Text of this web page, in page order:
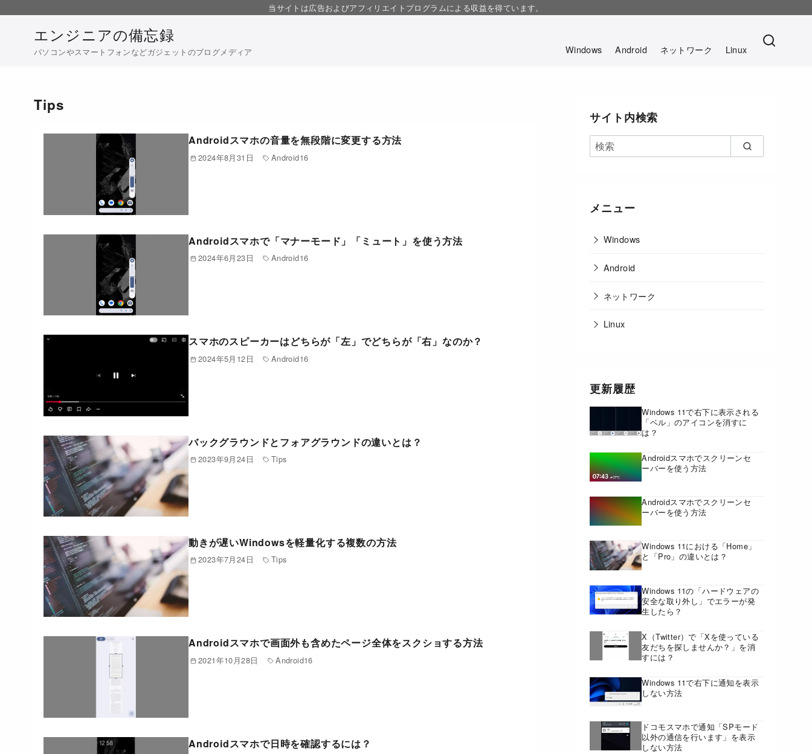
当サイトは広告およびアフィリエイトプログラムによる収益を得ています。
エンジニアの備忘録
パソコンやスマートフォンなどガジェットのブログメディア Windows Android ネットワーク Linux
Tips
Androidスマホの音量を無段階に変更する方法
2024年8月31日 Android16
Androidスマホで「マナーモード」「ミュート」を使う方法
2024年6月23日 Android16
スマホのスピーカーはどちらが「左」でどちらが「右」なのか？
2024年5月12日 Android16
バックグラウンドとフォアグラウンドの違いとは？
2023年9月24日 Tips
動きが遅いWindowsを軽量化する複数の方法
2023年7月24日 Tips
Androidスマホで画面外も含めたページ全体をスクショする方法
2021年10月28日 Android16
Androidスマホで日時を確認するには？
サイト内検索
メニュー
Windows
Android
ネットワーク
Linux
更新履歴
Windows 11で右下に表示される
「ベル」のアイコンを消すに
は？
Androidスマホでスクリーンセ
ーバーを使う方法
Androidスマホでスクリーンセ
ーバーを使う方法
Windows 11における「Home」
と「Pro」の違いとは？
Windows 11の「ハードウェアの
安全な取り外し」でエラーが発
生したら？
X（Twitter）で「Xを使っている
友だちを探しませんか？」を消
すには？
Windows 11で右下に通知を表示
しない方法
ドコモスマホで通知「SPモード
以外の通信を行います」を表示
しない方法